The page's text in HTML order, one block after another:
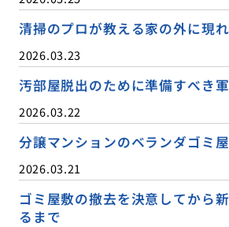
清掃のプロが教える家の外に現
2026.03.23
汚部屋脱出のために準備すべき
2026.03.22
分譲マンションのベランダゴミ
2026.03.21
ゴミ屋敷の撤去を決意してから
るまで